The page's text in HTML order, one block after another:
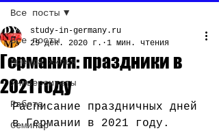
Все посты
Аренда жилья
Университеты
Работа
Семинар
Все посты
Германия: праздники в
2021 году
study-in-germany.ru
29 дек. 2020 г.
1 мин. чтения
Расписание праздничных дней
в Германии в 2021 году.